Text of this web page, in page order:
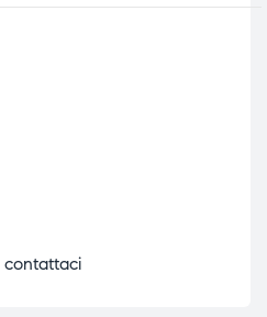
contattaci